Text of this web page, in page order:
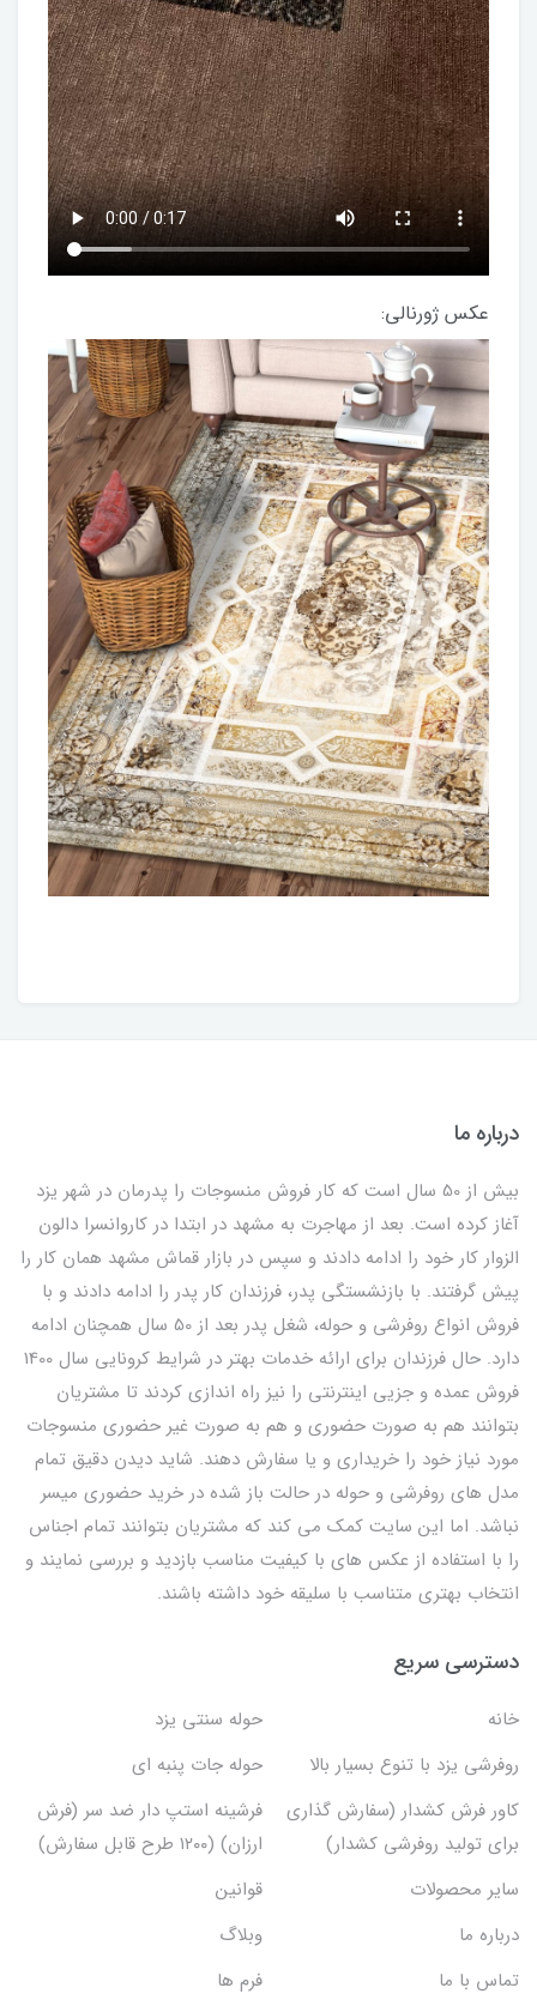
عکس ژورنالی:
درباره ما
بیش از 50 سال است که کار فروش منسوجات را پدرمان در شهر یزد
آغاز کرده است. بعد از مهاجرت به مشهد در ابتدا در کاروانسرا دالون
الزوار کار خود را ادامه دادند و سپس در بازار قماش مشهد همان کار را
پیش گرفتند. با بازنشستگی پدر، فرزندان کار پدر را ادامه دادند و با
فروش انواع روفرشی و حوله، شغل پدر بعد از 50 سال همچنان ادامه
دارد. حال فرزندان برای ارائه خدمات بهتر در شرایط کرونایی سال 1400
فروش عمده و جزیی اینترنتی را نیز راه اندازی کردند تا مشتریان
بتوانند هم به صورت حضوری و هم به صورت غیر حضوری منسوجات
مورد نیاز خود را خریداری و یا سفارش دهند. شاید دیدن دقیق تمام
مدل های روفرشی و حوله در حالت باز شده در خرید حضوری میسر
نباشد. اما این سایت کمک می کند که مشتریان بتوانند تمام اجناس
را با استفاده از عکس های با کیفیت مناسب بازدید و بررسی نمایند و
انتخاب بهتری متناسب با سلیقه خود داشته باشند.
دسترسی سریع
خانه
حوله سنتی یزد
روفرشی یزد با تنوع بسیار بالا
حوله جات پنبه ای
کاور فرش کشدار (سفارش گذاری
برای تولید روفرشی کشدار)
فرشینه استپ دار ضد سر (فرش
ارزان) (۱۲۰۰ طرح قابل سفارش)
سایر محصولات
قوانین
درباره ما
وبلاگ
تماس با ما
فرم ها